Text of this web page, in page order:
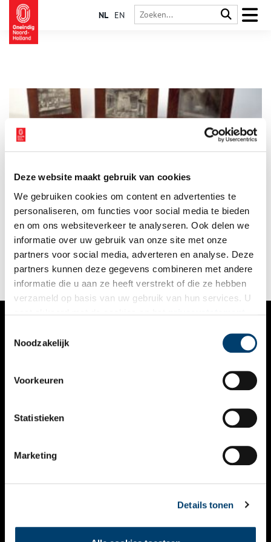
Deze website maakt gebruik van cookies
We gebruiken cookies om content en advertenties te
personaliseren, om functies voor social media te bieden
en om ons websiteverkeer te analyseren. Ook delen we
informatie over uw gebruik van onze site met onze
partners voor social media, adverteren en analyse. Deze
partners kunnen deze gegevens combineren met andere
informatie die u aan ze heeft verstrekt of die ze hebben
verzameld op basis van uw gebruik van hun services. U
Noodzakelijk
Voorkeuren
Statistieken
Marketing
Details tonen
NL EN
Een van de grootste mythes van Amsterdam gaat over Sjako,
een haast ongrijpbare meesterdief die met zijn ‘zwarte bende’
overal in het land toesloeg. Hij werd in 1690 als Jacob Frederik
Muller in Hamburg geboren en woonde daarna in het
zogenaamde Fort van Sjako op de Elandsgracht.
VERHALEN
KALENDER
THEMA’S
VIDEO’S
CONTACT